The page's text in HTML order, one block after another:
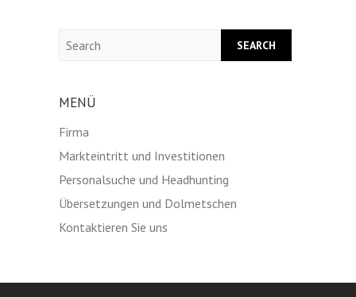
MENÜ
Firma
Markteintritt und Investitionen
Personalsuche und Headhunting
Übersetzungen und Dolmetschen
Kontaktieren Sie uns